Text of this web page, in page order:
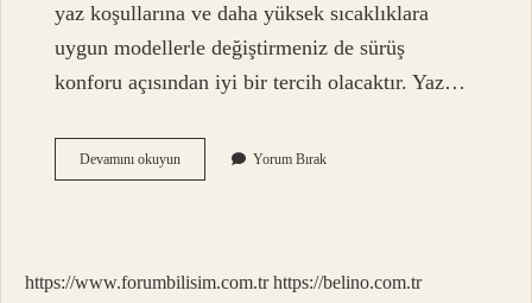
yaz koşullarına ve daha yüksek sıcaklıklara
uygun modellerle değiştirmeniz de sürüş
konforu açısından iyi bir tercih olacaktır. Yaz…
Devamını okuyunKış
Lastiği
Yorum Bırak
https://www.forumbilisim.com.tr https://belino.com.tr